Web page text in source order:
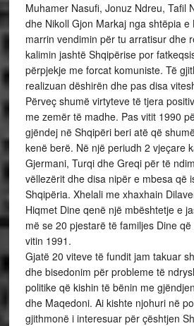
Muhamer Nasufi, Jonuz Ndreu, Tafil
dhe Nikoll Gjon Markaj nga shtëpia
marrin vendimin për tu arratisur dhe
kalimin jashtë Shqipërise por
përpjekje me forcat komuniste. Të
realizuan dëshirën dhe pas disa
Përveç shumë virtyteve të tjera
me zemër të madhe. Pas vitit 1990
gjëndej në Shqipëri beri atë që
kenë berë. Në një periudh 2 vjeçare
Gjermani, Turqi dhe Greqi për të
vëllezërit dhe disa nipër e mbesa që
Shqipëria. Xhelali me xhaxhain
Hiqmet Dine qenë një mbështetje e
më se 20 pjestarë të familjes Dine
vitin 1991.
Gjatë 20 viteve të fundit jam takuar
dhe bisedonim për probleme të
politike që kishin të bënin me
dhe Maqedoni. Ai kishte njohuri në
gjithmonë i interesuar për çështjen